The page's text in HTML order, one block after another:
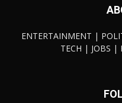
ENTERTAINMENT |
TECH | JOBS |